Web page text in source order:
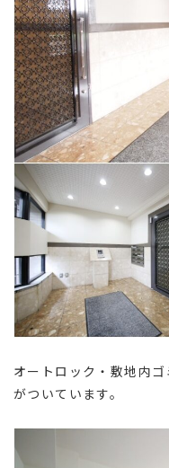
オートロック・敷地内
がついています。